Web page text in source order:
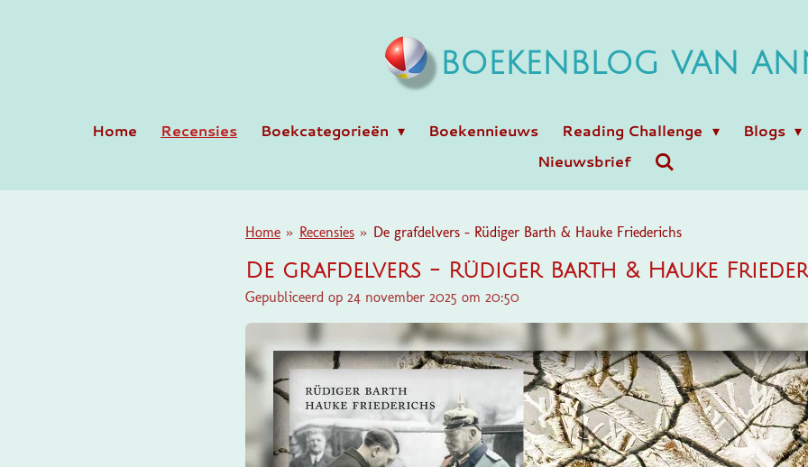
BOEKENBLOG VAN
Home Recensies Boekcategorieën Boekennieuws Reading Challenge
Blogs
Nieuwsbrief
Home » Recensies » De grafdelvers - Rüdiger Barth & Hauke Friederichs
De grafdelvers - Rüdiger Barth & Hauke
Gepubliceerd op 24 november 2025 om 20:50